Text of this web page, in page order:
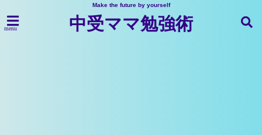
Make the future by yourself
menu 中受ママ勉強術